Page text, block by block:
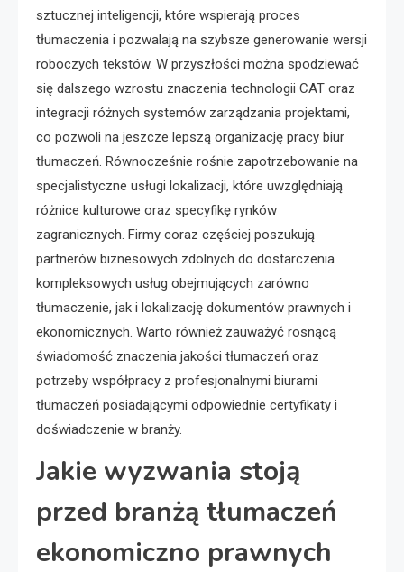
sztucznej inteligencji, które wspierają proces
tłumaczenia i pozwalają na szybsze generowanie wersji
roboczych tekstów. W przyszłości można spodziewać
się dalszego wzrostu znaczenia technologii CAT oraz
integracji różnych systemów zarządzania projektami,
co pozwoli na jeszcze lepszą organizację pracy biur
tłumaczeń. Równocześnie rośnie zapotrzebowanie na
specjalistyczne usługi lokalizacji, które uwzględniają
różnice kulturowe oraz specyfikę rynków
zagranicznych. Firmy coraz częściej poszukują
partnerów biznesowych zdolnych do dostarczenia
kompleksowych usług obejmujących zarówno
tłumaczenie, jak i lokalizację dokumentów prawnych i
ekonomicznych. Warto również zauważyć rosnącą
świadomość znaczenia jakości tłumaczeń oraz
potrzeby współpracy z profesjonalnymi biurami
tłumaczeń posiadającymi odpowiednie certyfikaty i
doświadczenie w branży.
Jakie wyzwania stoją
przed branżą tłumaczeń
ekonomiczno prawnych